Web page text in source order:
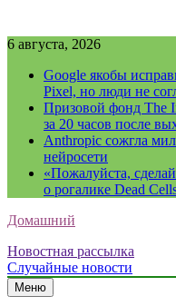
6 августа, 2026
Google якобы
Pixel, но люди не
Призовой фонд The
за 20 часов после
Anthropic сожгла
нейросети
«Пожалуйста,
о рогалике Dead
Домашний
Новостная рассылка
Случайные новости
Меню